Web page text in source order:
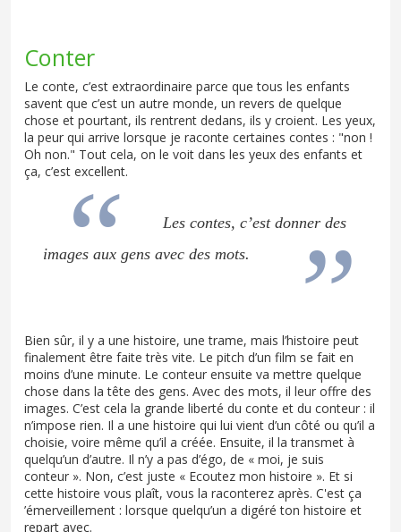
Conter
Le conte, c’est extraordinaire parce que tous les enfants
savent que c’est un autre monde, un revers de quelque
chose et pourtant, ils rentrent dedans, ils y croient. Les yeux,
la peur qui arrive lorsque je raconte certaines contes : "non !
Oh non." Tout cela, on le voit dans les yeux des enfants et
ça, c’est excellent.
Les contes, c’est donner des
images aux gens avec des mots.
Bien sûr, il y a une histoire, une trame, mais l’histoire peut
finalement être faite très vite. Le pitch d’un film se fait en
moins d’une minute. Le conteur ensuite va mettre quelque
chose dans la tête des gens. Avec des mots, il leur offre des
images. C’est cela la grande liberté du conte et du conteur : il
n’impose rien. Il a une histoire qui lui vient d’un côté ou qu’il a
choisie, voire même qu’il a créée. Ensuite, il la transmet à
quelqu’un d’autre. Il n’y a pas d’égo, de « moi, je suis
conteur ». Non, c’est juste « Ecoutez mon histoire ». Et si
cette histoire vous plaît, vous la raconterez après. C'est ça
’émerveillement : lorsque quelqu’un a digéré ton histoire et
repart avec.